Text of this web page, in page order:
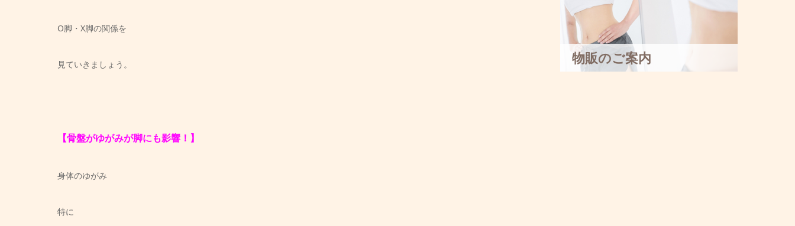
O脚・X脚の関係を
見ていきましょう。
【骨盤がゆがみが脚にも影響！】
身体のゆがみ
特に
物販のご案内